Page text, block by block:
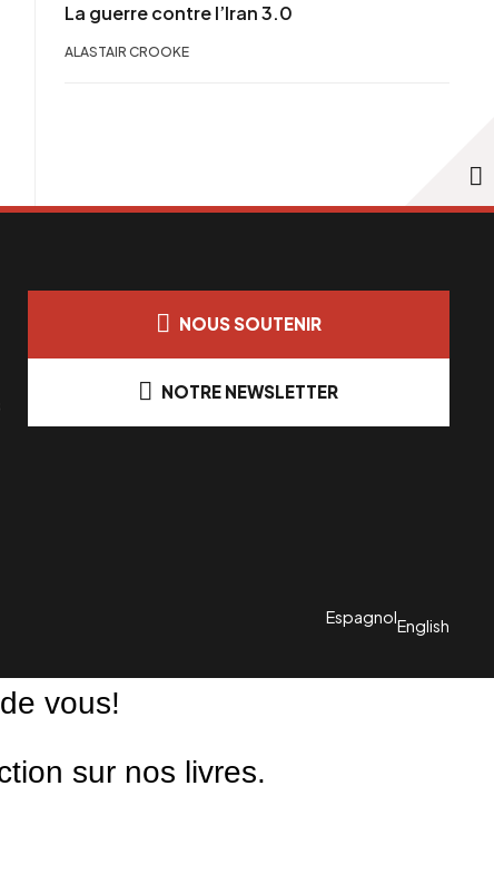
La guerre contre l’Iran 3.0
ALASTAIR CROOKE
NOUS SOUTENIR
NOTRE NEWSLETTER
EspagnolEnglish
vous!
sur nos livres.